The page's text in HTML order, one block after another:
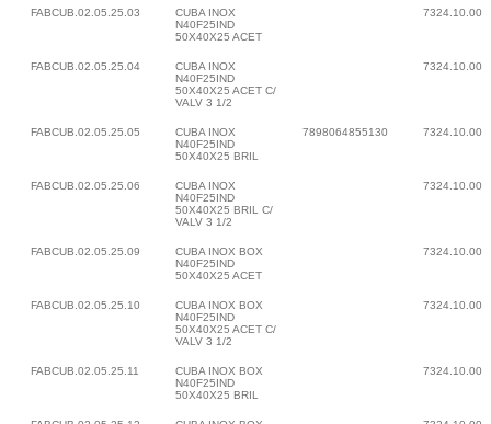
FABCUB.02.05.25.03
CUBA INOX
N40F25IND
50X40X25 ACET
7324.10.00
FABCUB.02.05.25.04
CUBA INOX
N40F25IND
50X40X25 ACET C/
VALV 3 1/2
7324.10.00
FABCUB.02.05.25.05
CUBA INOX
N40F25IND
50X40X25 BRIL
7898064855130 7324.10.00
FABCUB.02.05.25.06
CUBA INOX
N40F25IND
50X40X25 BRIL C/
VALV 3 1/2
7324.10.00
FABCUB.02.05.25.09
CUBA INOX BOX
N40F25IND
50X40X25 ACET
7324.10.00
FABCUB.02.05.25.10
CUBA INOX BOX
N40F25IND
50X40X25 ACET C/
VALV 3 1/2
7324.10.00
FABCUB.02.05.25.11
CUBA INOX BOX
N40F25IND
50X40X25 BRIL
7324.10.00